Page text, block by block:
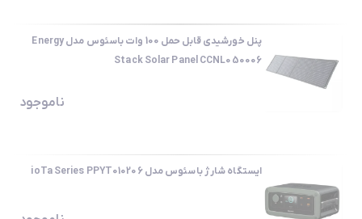
پنل خورشیدی قابل حمل 100 وات باسئوس مدل Energy
Stack Solar Panel CCNL050006
ناموجود
ایستگاه شارژ باسئوس مدل ioTa Series PPYT010206